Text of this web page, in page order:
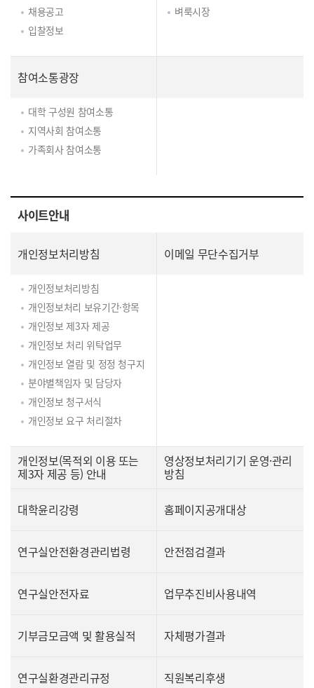
채용공고
입찰정보
벼룩시장
참여소통광장
대학 구성원 참여소통
지역사회 참여소통
가족회사 참여소통
사이트안내
개인정보처리방침
개인정보처리방침
개인정보처리 보유기간·항목
개인정보 제3자 제공
개인정보 처리 위탁업무
개인정보 열람 및 정정 청구지
분야별책임자 및 담당자
개인정보 청구서식
개인정보 요구 처리절차
이메일 무단수집거부
개인정보(목적외 이용 또는
제3자 제공 등) 안내
영상정보처리기기 운영·관리
방침
대학윤리강령 홈페이지공개대상
연구실안전환경관리법령 안전점검결과
연구실안전자료 업무추진비사용내역
기부금모금액 및 활용실적 자체평가결과
연구실환경관리규정 직원복리후생